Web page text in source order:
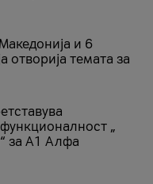
и 6
отворија темата за
„
за А1 Алфа